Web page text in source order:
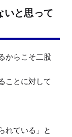
いと思って
からこそ二股
ことに対して
れている」と